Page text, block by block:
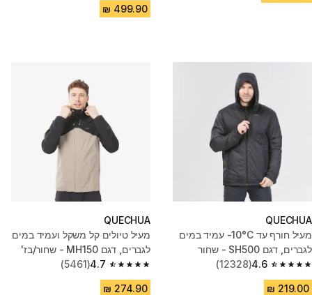
QUECHUA
מעיל חורף עד ‎-10°C עמיד במים
לגברים, דגם SH500 - שחור
4.6
4.6 out of 5 stars from 12328 reviews
(12328)
QUECHUA
מעיל טיולים קל משקל ועמיד במים
לגברים, דגם MH150 - שחור/בז'
4.7
4.7 out of 5 stars from 5461 reviews
(5461)